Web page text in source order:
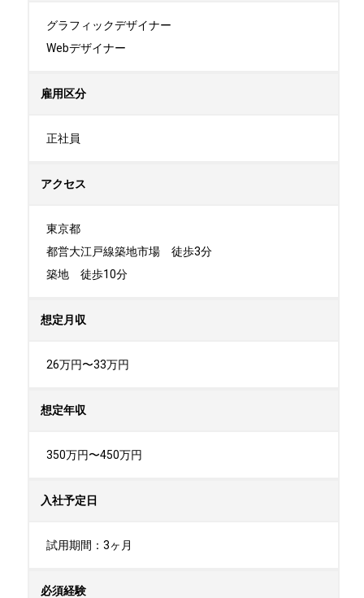
グラフィックデザイナー
Webデザイナー
雇用区分
正社員
アクセス
東京都
都営大江戸線築地市場　徒歩3分
築地　徒歩10分
想定月収
26万円〜33万円
想定年収
350万円〜450万円
入社予定日
試用期間：3ヶ月
必須経験